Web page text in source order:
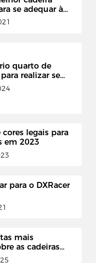
se adequar à
quarto de
realizar seu
cores legais para
em 2023
para o DXRacer
mais
as cadeiras
DXRACER